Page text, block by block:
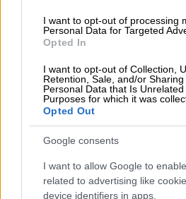
I want to opt-out of processing
Personal Data for Targeted
Opted In
I want to opt-out of Collection,
Retention, Sale, and/or
Personal Data that Is
Purposes for which it was
Opted Out
Google consents
I want to allow Google to
related to advertising like
device identifiers in apps.
Κόσμος|04.08.2024 15:13
Χάος στο
διαδηλωτές σε ταραχές
παραίτηση της
Τουλάχιστον 27 νεκροί